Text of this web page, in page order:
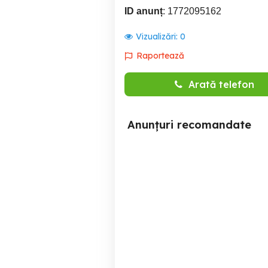
ID anunț: 1772095162
Vizualizări: 0
Raportează
Arată telefon
Anunțuri recomandate